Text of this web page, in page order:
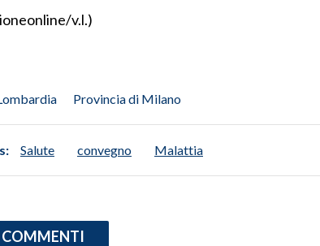
v.l.)
Provincia di Milano
Salute convegno Malattia
COMMENTI